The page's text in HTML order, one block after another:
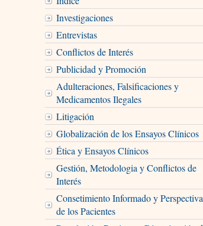
Investigaciones
Entrevistas
Conflictos de Interés
Publicidad y Promoción
Adulteraciones, Falsificaciones y
Medicamentos Ilegales
Litigación
Globalización de los Ensayos Clínicos
Ética y Ensayos Clínicos
Gestión, Metodologia y Conflictos de
Interés
Consetimiento Informado y Perspectiva
de los Pacientes